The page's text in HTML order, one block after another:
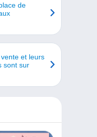
de
et leurs
sont sur